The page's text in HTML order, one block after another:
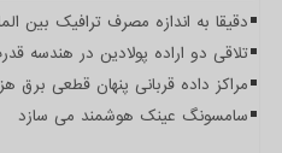
دقیقا به اندازه مصرف ترافیک بین
تلاقی دو اراده پولادین در هندسه
مراکز داده قربانی پنهان قطعی برق
سامسونگ عینک هوشمند می سازد